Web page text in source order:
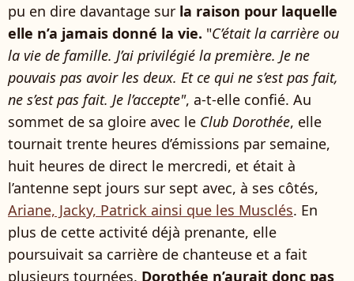
pu en dire davantage sur la raison pour laquelle
elle n’a jamais donné la vie. "C’était la carrière ou
la vie de famille. J’ai privilégié la première. Je ne
pouvais pas avoir les deux. Et ce qui ne s’est pas fait,
ne s’est pas fait. Je l’accepte", a-t-elle confié. Au
sommet de sa gloire avec le Club Dorothée, elle
tournait trente heures d’émissions par semaine,
huit heures de direct le mercredi, et était à
l’antenne sept jours sur sept avec, à ses côtés,
Ariane, Jacky, Patrick ainsi que les Musclés. En
plus de cette activité déjà prenante, elle
poursuivait sa carrière de chanteuse et a fait
plusieurs tournées. Dorothée n’aurait donc pas